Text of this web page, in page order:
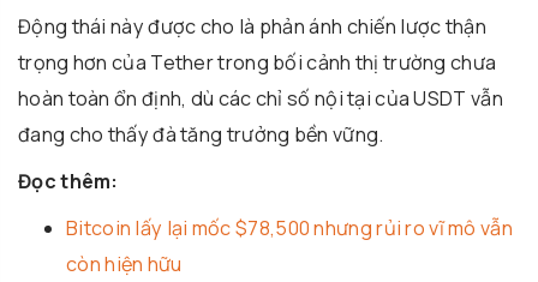
Động thái này được cho là phản ánh chiến lược thận
trọng hơn của Tether trong bối cảnh thị trường chưa
hoàn toàn ổn định, dù các chỉ số nội tại của USDT vẫn
đang cho thấy đà tăng trưởng bền vững.
Đọc thêm:
Bitcoin lấy lại mốc $78,500 nhưng rủi ro vĩ mô vẫn
còn hiện hữu